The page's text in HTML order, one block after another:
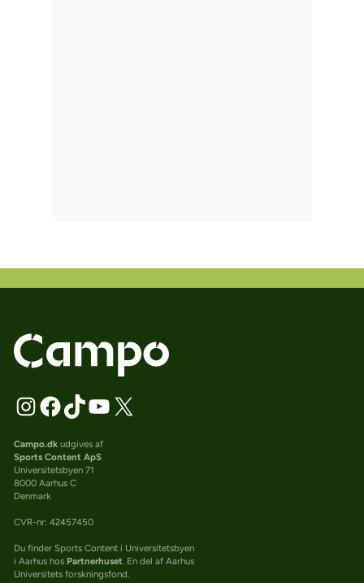
Campo.dkudgives af
Sports Content ApS
Universitetsbyen 71
8000 Aarhus C
Denmark
CVR-nr: 42457450
Du finder Sports Content i Universitetsbyen
i Aarhus hos Partnerhuset. En del af Aarhus
Universitets forskningsfond.